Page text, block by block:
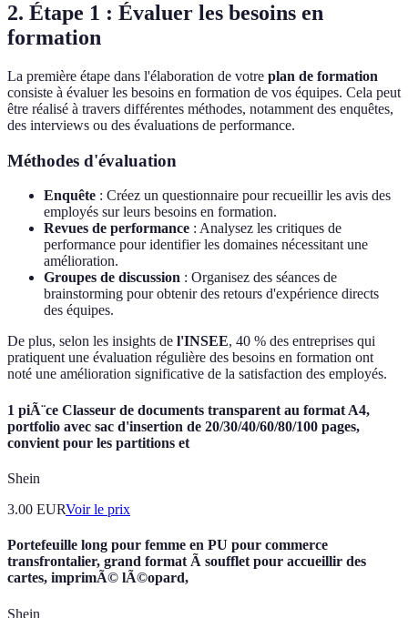
2. Étape 1 : Évaluer les besoins en
formation
La première étape dans l'élaboration de votre plan de formation
consiste à évaluer les besoins en formation de vos équipes. Cela peut
être réalisé à travers différentes méthodes, notamment des enquêtes,
des interviews ou des évaluations de performance.
Méthodes d'évaluation
Enquête : Créez un questionnaire pour recueillir les avis des
employés sur leurs besoins en formation.
Revues de performance : Analysez les critiques de
performance pour identifier les domaines nécessitant une
amélioration.
Groupes de discussion : Organisez des séances de
brainstorming pour obtenir des retours d'expérience directs
des équipes.
De plus, selon les insights de l'INSEE, 40 % des entreprises qui
pratiquent une évaluation régulière des besoins en formation ont
noté une amélioration significative de la satisfaction des employés.
1 piÃ¨ce Classeur de documents transparent au format A4,
portfolio avec sac d'insertion de 20/30/40/60/80/100 pages,
convient pour les partitions et
Shein
3.00 EURVoir le prix
Portefeuille long pour femme en PU pour commerce
transfrontalier, grand format Ã soufflet pour accueillir des
cartes, imprimÃ© lÃ©opard,
Shein